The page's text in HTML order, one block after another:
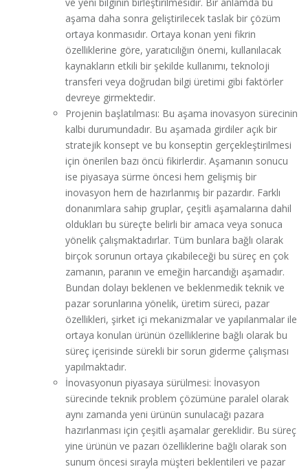
aşama daha sonra geliştirilecek taslak bir çözüm
ortaya konmasıdır. Ortaya konan yeni fikrin
özelliklerine göre, yaratıcılığın önemi, kullanılacak
kaynakların etkili bir şekilde kullanımı, teknoloji
transferi veya doğrudan bilgi üretimi gibi faktörler
devreye girmektedir.
Projenin başlatılması: Bu aşama inovasyon sürecinin
kalbi durumundadır. Bu aşamada girdiler açık bir
stratejik konsept ve bu konseptin gerçekleştirilmesi
için önerilen bazı öncü fikirlerdir. Aşamanın sonucu
ise piyasaya sürme öncesi hem gelişmiş bir
inovasyon hem de hazırlanmış bir pazardır. Farklı
donanımlara sahip gruplar, çeşitli aşamalarına dahil
oldukları bu süreçte belirli bir amaca veya sonuca
yönelik çalışmaktadırlar. Tüm bunlara bağlı olarak
birçok sorunun ortaya çıkabileceği bu süreç en çok
zamanın, paranın ve emeğin harcandığı aşamadır.
Bundan dolayı beklenen ve beklenmedik teknik ve
pazar sorunlarına yönelik, üretim süreci, pazar
özellikleri, şirket içi mekanizmalar ve yapılanmalar ile
ortaya konulan ürünün özelliklerine bağlı olarak bu
süreç içerisinde sürekli bir sorun giderme çalışması
yapılmaktadır.
İnovasyonun piyasaya sürülmesi: İnovasyon
sürecinde teknik problem çözümüne paralel olarak
aynı zamanda yeni ürünün sunulacağı pazara
hazırlanması için çeşitli aşamalar gereklidir. Bu süreç
yine ürünün ve pazarı özelliklerine bağlı olarak son
sunum öncesi sırayla müşteri beklentileri ve pazar